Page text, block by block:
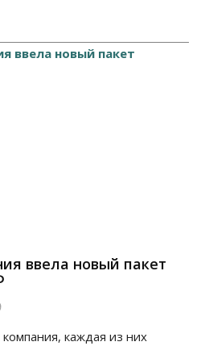
ввела новый пакет
каждая из них